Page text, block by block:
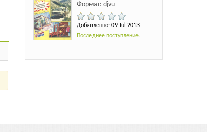
Формат: djvu
Добавленно: 09 Jul 2013
Последнее поступление.